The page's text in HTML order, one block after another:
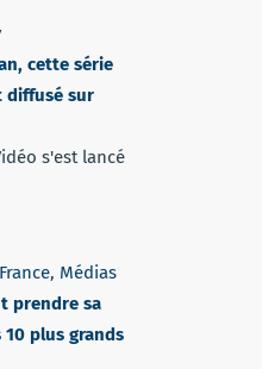
cette série
diffusé sur
s'est lancé
France, Médias
prendre sa
plus grands